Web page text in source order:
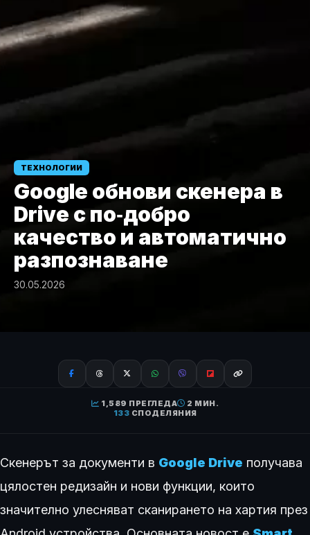
ТЕХНОЛОГИИ
Google обнови скенера в
Drive с по‑добро
качество и автоматично
разпознаване
30.05.2026
1,589 ПРЕГЛЕДА
2 МИН.
133 СПОДЕЛЯНИЯ
Скенерът за документи в Google Drive получава
цялостен редизайн и нови функции, които
значително улесняват сканирането на хартия през